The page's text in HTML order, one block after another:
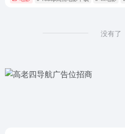
没有了